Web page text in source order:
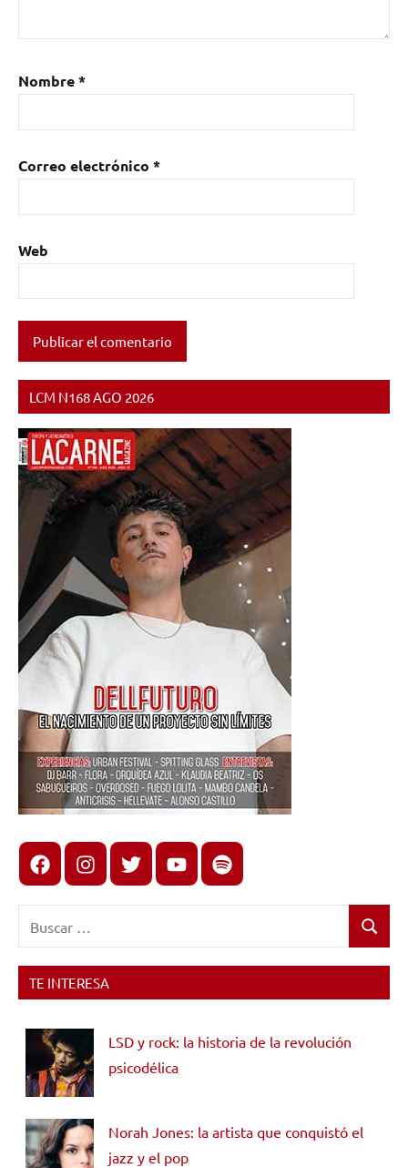
Nombre*
Correo electrónico *
Web
LCM N168 AGO 2026
FacebookInstagram
X youtubespotify
Buscar
TE INTERESA
LSD y rock: la historia de la revolución
psicodélica
Norah Jones: la artista que conquistó el
jazz y el pop